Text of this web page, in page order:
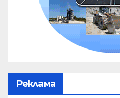
Реклама